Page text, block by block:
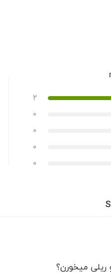
2
0
0
0
0
میخورن؟